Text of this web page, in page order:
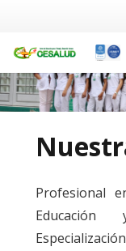
Profesional
Educación